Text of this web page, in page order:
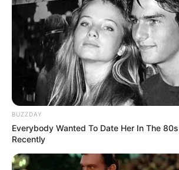
BUZZDAY
Everybody Wanted To Date Her In The
Recently